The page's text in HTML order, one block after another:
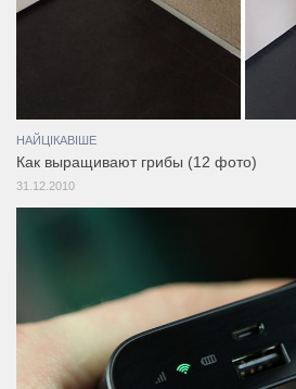
НАЙЦІКАВІШЕ
Как выращивают грибы (12 фото)
31.12.2010